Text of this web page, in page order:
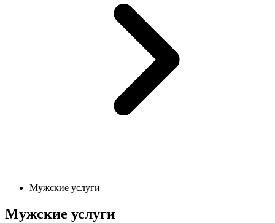
Мужские услуги
Мужские услуги